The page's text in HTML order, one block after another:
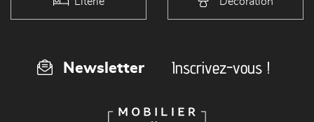
Newsletter Inscrivez-vous !